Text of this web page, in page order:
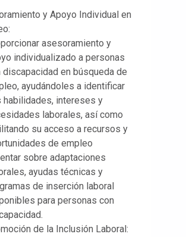
y Apoyo Individual en
asesoramiento y
individualizado a personas
discapacidad en búsqueda de
ayudándoles a identificar
habilidades, intereses y
laborales, así como
su acceso a recursos y
de empleo
sobre adaptaciones
ayudas técnicas y
de inserción laboral
para personas con
de la Inclusión Laboral: